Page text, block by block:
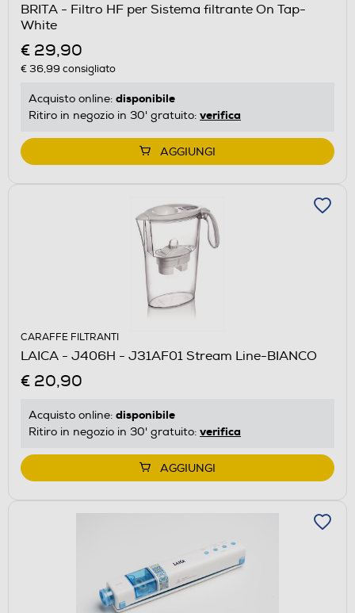
BRITA - Filtro HF per Sistema filtrante On Tap-
White
€ 29,90
€ 36,99 consigliato
Acquisto online: disponibile
Ritiro in negozio in 30' gratuito: verifica
AGGIUNGI
CARAFFE FILTRANTI
LAICA - J406H - J31AF01 Stream Line-BIANCO
€ 20,90
Acquisto online: disponibile
Ritiro in negozio in 30' gratuito: verifica
AGGIUNGI